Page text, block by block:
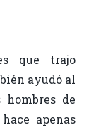
que trajo
ayudó al
de
apenas